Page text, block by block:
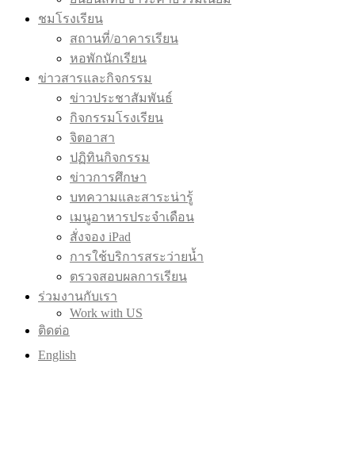
ชมโรงเรียน
สถานที่/อาคารเรียน
หอพักนักเรียน
ข่าวสารและกิจกรรม
ข่าวประชาสัมพันธ์
กิจกรรมโรงเรียน
จิตอาสา
ปฏิทินกิจกรรม
ข่าวการศึกษา
บทความและสาระน่ารู้
เมนูอาหารประจำเดือน
สั่งจอง iPad
การใช้บริการสระว่ายน้ำ
ตรวจสอบผลการเรียน
ร่วมงานกับเรา
Work with US
ติดต่อ
English